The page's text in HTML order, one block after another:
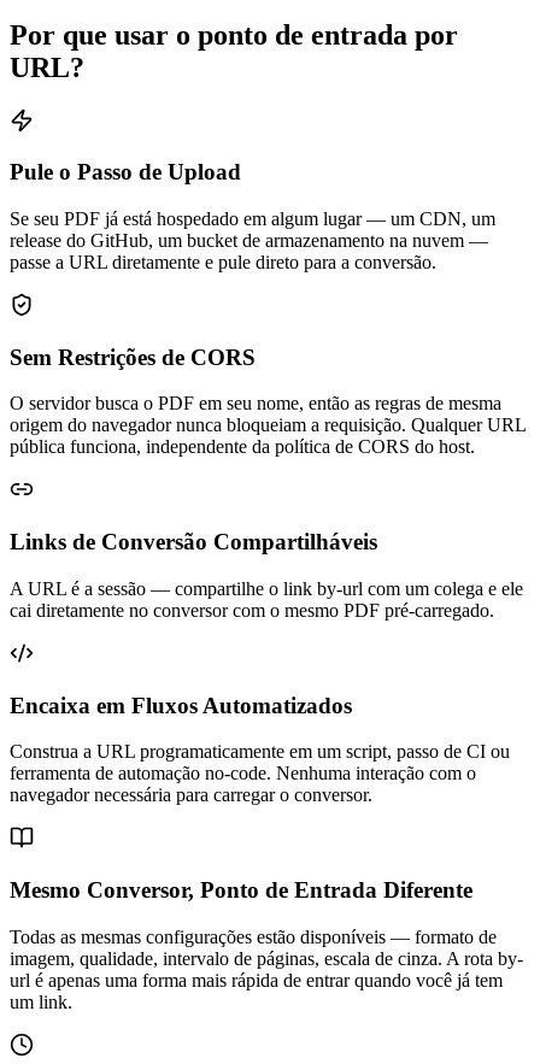
Por que usar o ponto de entrada por
URL?
Pule o Passo de Upload
Se seu PDF já está hospedado em algum lugar — um CDN, um
release do GitHub, um bucket de armazenamento na nuvem —
passe a URL diretamente e pule direto para a conversão.
Sem Restrições de CORS
O servidor busca o PDF em seu nome, então as regras de mesma
origem do navegador nunca bloqueiam a requisição. Qualquer URL
pública funciona, independente da política de CORS do host.
Links de Conversão Compartilháveis
A URL é a sessão — compartilhe o link by-url com um colega e ele
cai diretamente no conversor com o mesmo PDF pré-carregado.
Encaixa em Fluxos Automatizados
Construa a URL programaticamente em um script, passo de CI ou
ferramenta de automação no-code. Nenhuma interação com o
navegador necessária para carregar o conversor.
Mesmo Conversor, Ponto de Entrada Diferente
Todas as mesmas configurações estão disponíveis — formato de
imagem, qualidade, intervalo de páginas, escala de cinza. A rota by-
url é apenas uma forma mais rápida de entrar quando você já tem
um link.